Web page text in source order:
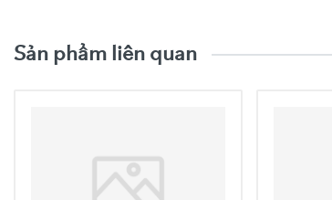
Driver Treble
Trọng Lượng
Cổng Bass Reflex
Sản phẩm liên quan